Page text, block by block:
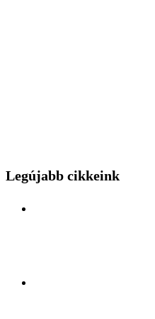
Legújabb cikkeink